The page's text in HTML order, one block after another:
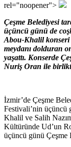
rel="noopener">
Çeşme Belediyesi
üçüncü günü de
Abou-Khalil konseri
meydanı dolduran
yaşattı. Konserde
Nuriş Oran ile
İzmir’de Çeşme
Festivali’nin üçüncü
Khalil ve Salih
Kültüründe Ud’un
üçüncü günü Çeşme